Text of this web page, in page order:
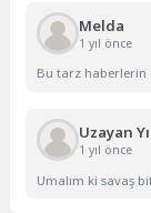
Melda
1 yıl önce
Bu tarz haberlerin
Uzayan
1 yıl önce
Umalım ki savaş